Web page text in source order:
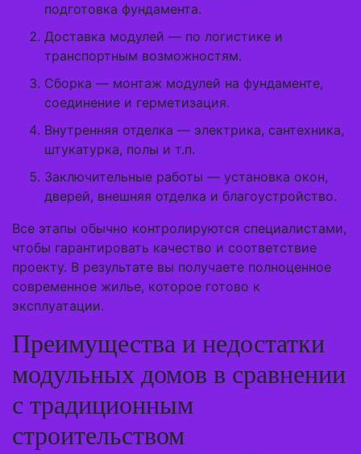
подготовка фундамента.
Доставка модулей — по логистике и
транспортным возможностям.
Сборка — монтаж модулей на фундаменте,
соединение и герметизация.
Внутренняя отделка — электрика, сантехника,
штукатурка, полы и т.п.
Заключительные работы — установка окон,
дверей, внешняя отделка и благоустройство.
Все этапы обычно контролируются специалистами,
чтобы гарантировать качество и соответствие
проекту. В результате вы получаете полноценное
современное жилье, которое готово к
эксплуатации.
Преимущества и недостатки
модульных домов в сравнении
с традиционным
строительством